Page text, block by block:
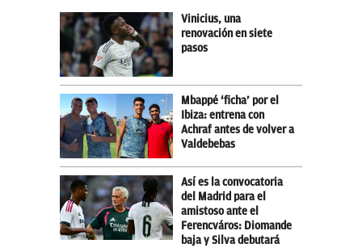
Vinicius, una
renovación en siete
pasos
Mbappé ‘ficha’ por el
Ibiza: entrena con
Achraf antes de volver a
Valdebebas
Así es la convocatoria
del Madrid para el
amistoso ante el
Ferencváros: Diomande
baja y Silva debutará